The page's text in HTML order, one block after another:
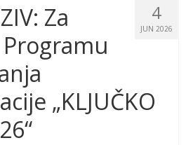
4
JUN 2026
Za
„KLJUČKO